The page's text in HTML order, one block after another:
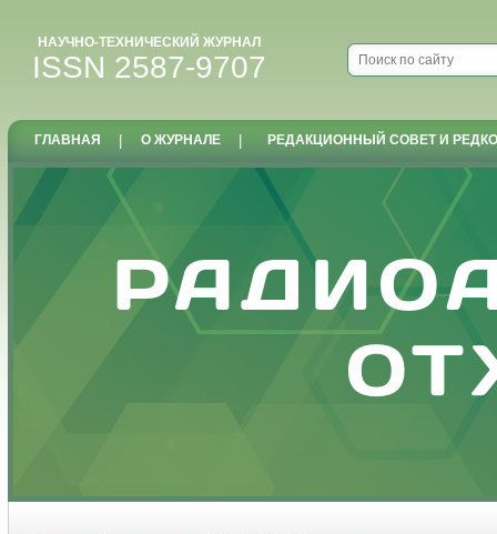
НАУЧНО-ТЕХНИЧЕСКИЙ ЖУРНАЛ
ISSN 2587-9707
ГЛАВНАЯ О ЖУРНАЛЕ РЕДАКЦИОННЫЙ СОВЕТ И